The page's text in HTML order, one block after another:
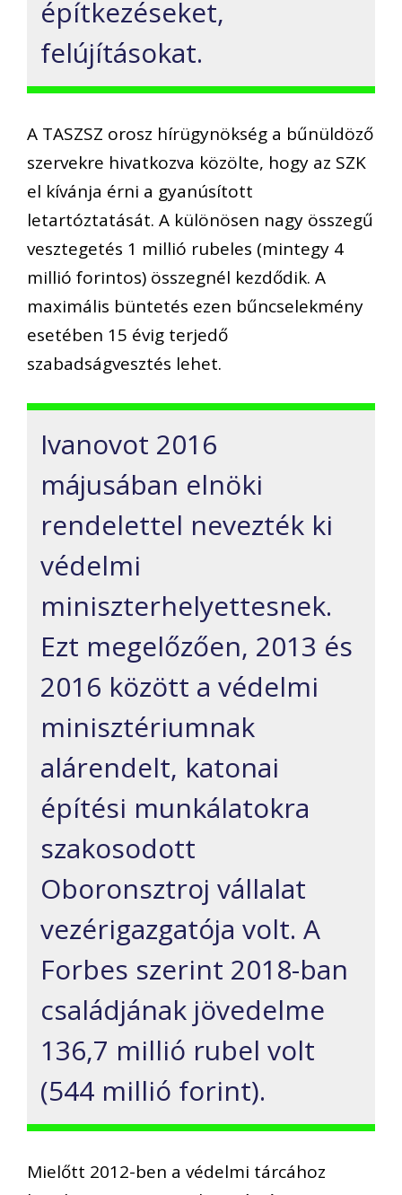
építkezéseket,
felújításokat.
A TASZSZ orosz hírügynökség a bűnüldöző
szervekre hivatkozva közölte, hogy az SZK
el kívánja érni a gyanúsított
letartóztatását. A különösen nagy összegű
vesztegetés 1 millió rubeles (mintegy 4
millió forintos) összegnél kezdődik. A
maximális büntetés ezen bűncselekmény
esetében 15 évig terjedő
szabadságvesztés lehet.
Ivanovot 2016
májusában elnöki
rendelettel nevezték ki
védelmi
miniszterhelyettesnek.
Ezt megelőzően, 2013 és
2016 között a védelmi
minisztériumnak
alárendelt, katonai
építési munkálatokra
szakosodott
Oboronsztroj vállalat
vezérigazgatója volt. A
Forbes szerint 2018-ban
családjának jövedelme
136,7 millió rubel volt
(544 millió forint).
Mielőtt 2012-ben a védelmi tárcához